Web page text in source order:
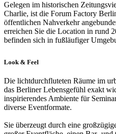
Gelegen im historischen
Charlie, ist die Forum Factory
öffentlichen Nahverkehr
erreichen Sie die Location in rund
befinden sich in fußläufiger
Look & Feel
Die lichtdurchfluteten Räume im
das Berliner Lebensgefühl exakt
inspirierendes Ambiente für
diverse Eventformate.
Sie überzeugt durch eine